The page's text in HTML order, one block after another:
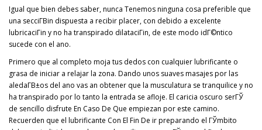
Igual que bien debes saber, nunca Tenemos ninguna cosa preferible que
una secciГ­Віn dispuesta a recibir placer, con debido a excelente
lubricaciГіn y no ha transpirado dilataciГіn, de este modo idГ©ntico
sucede con el ano.
Primero que al completo moja tus dedos con cualquier lubrificante o
grasa de iniciar a relajar la zona. Dando unos suaves masajes por las
aledaГ­В±os del ano vas an obtener que la musculatura se tranquilice y no
ha transpirado por lo tanto la entrada se afloje. El caricia oscuro serГЎ
de sencillo disfrute En Caso De Que empiezan por este camino.
Recuerden que el lubrificante Con El Fin De ir preparando el ГЎmbito